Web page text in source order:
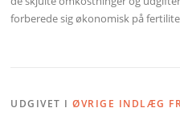
forberede sig økonomisk på
UDGIVET IØVRIGE INDLÆG